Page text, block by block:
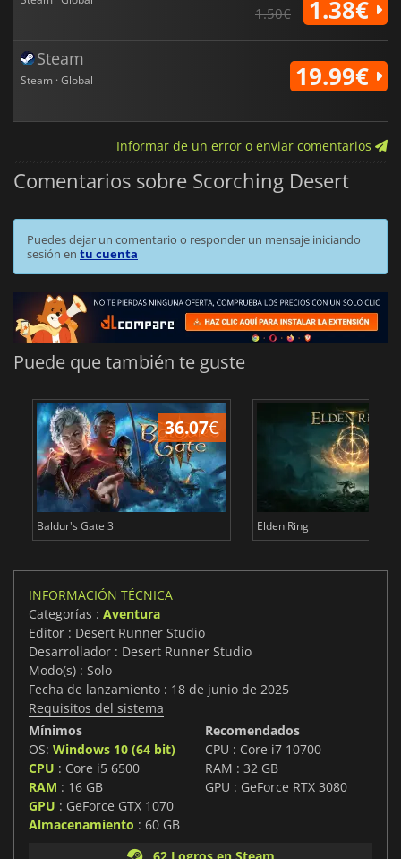
1.50€ 1.38€
Steam
Steam · Global 19.99€
Informar de un error o enviar comentarios
Comentarios sobre Scorching Desert
Puedes dejar un comentario o responder un mensaje iniciando
sesión en tu cuenta
Puede que también te guste
36.07€
Baldur's Gate 3 Elden Ring
INFORMACIÓN TÉCNICA
Categorías : Aventura
Editor : Desert Runner Studio
Desarrollador : Desert Runner Studio
Modo(s) : Solo
Fecha de lanzamiento : 18 de junio de 2025
Requisitos del sistema
Mínimos
OS: Windows 10 (64 bit)
CPU : Core i5 6500
RAM : 16 GB
GPU : GeForce GTX 1070
Almacenamiento : 60 GB
Recomendados
CPU : Core i7 10700
RAM : 32 GB
GPU : GeForce RTX 3080